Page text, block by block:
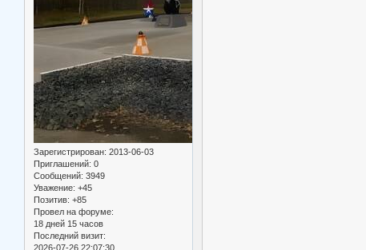
Зарегистрирован: 2013-06-03
Приглашений: 0
Сообщений: 3949
Уважение: +45
Позитив: +85
Провел на форуме:
18 дней 15 часов
Последний визит:
2026-07-26 22:07:30